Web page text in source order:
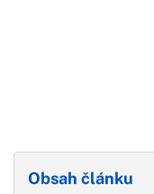
Obsah článku